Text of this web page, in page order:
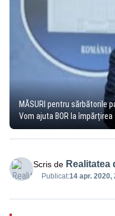
MĂSURI pentru sărbătorile
Vom ajuta BOR la
Scris de Realitatea
Publicat:14 apr. 2020,